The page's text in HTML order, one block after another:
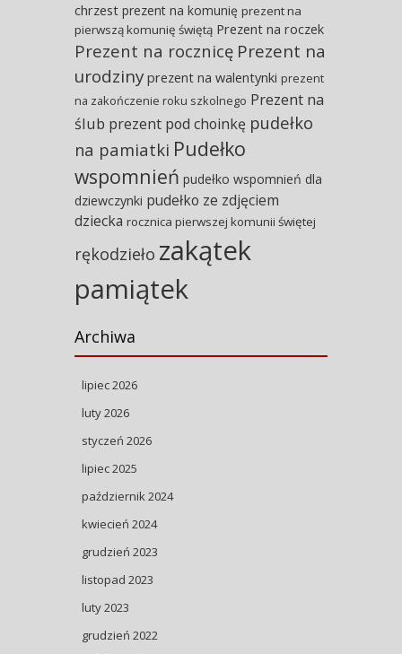
chrzest prezent na komunię prezent na
pierwszą komunię świętą Prezent na roczek
Prezent na rocznicę Prezent na
urodziny prezent na walentynki prezent
na zakończenie roku szkolnego Prezent na
ślub prezent pod choinkę pudełko
na pamiatki Pudełko
wspomnień pudełko wspomnień dla
dziewczynki pudełko ze zdjęciem
dziecka rocznica pierwszej komunii świętej
rękodzieło zakątek
pamiątek
Archiwa
lipiec 2026
luty 2026
styczeń 2026
lipiec 2025
październik 2024
kwiecień 2024
grudzień 2023
listopad 2023
luty 2023
grudzień 2022